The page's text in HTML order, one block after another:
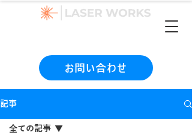
お問い合わせ
記事
全ての記事